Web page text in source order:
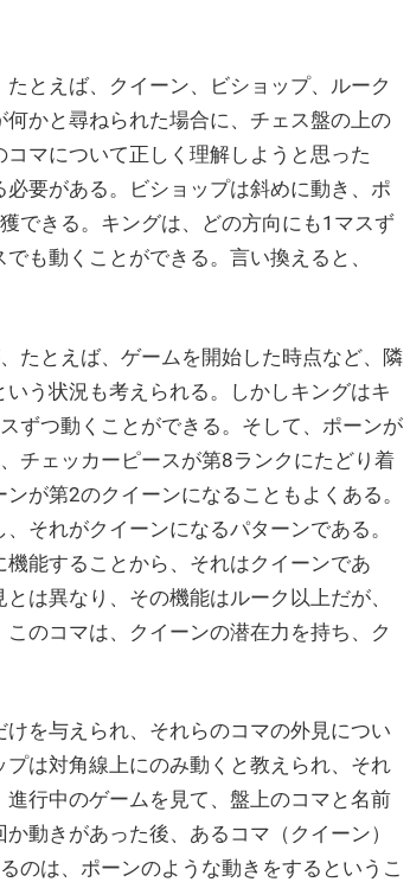
とえば、クイーン、ビショップ、ルーク
かと尋ねられた場合に、チェス盤の上の
マについて正しく理解しようと思った
要がある。ビショップは斜めに動き、ポ
できる。キングは、どの方向にも1マスず
も動くことができる。言い換えると、
たとえば、ゲームを開始した時点など、隣
う状況も考えられる。しかしキングはキ
ずつ動くことができる。そして、ポーンが
チェッカーピースが第8ランクにたどり着
が第2のクイーンになることもよくある。
それがクイーンになるパターンである。
能することから、それはクイーンであ
は異なり、その機能はルーク以上だが、
のコマは、クイーンの潜在力を持ち、ク
を与えられ、それらのコマの外見につい
は対角線上にのみ動くと教えられ、それ
行中のゲームを見て、盤上のコマと名前
動きがあった後、あるコマ（クイーン）
のは、ポーンのような動きをするというこ